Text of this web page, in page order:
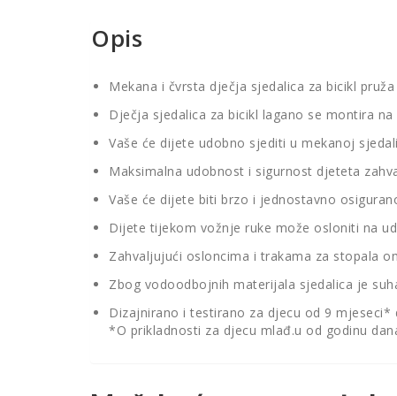
Opis
Mekana i čvrsta dječja sjedalica za bicikl
Dječja sjedalica za bicikl lagano se montira
Vaše će dijete udobno sjediti u mekanoj
Maksimalna udobnost i sigurnost djeteta
Vaše će dijete biti brzo i jednostavno
Dijete tijekom vožnje ruke može osloniti na
Zahvaljujući osloncima i trakama za stopala
Zbog vodoodbojnih materijala sjedalica je
Dizajnirano i testirano za djecu od 9 mjeseci*
*O prikladnosti za djecu mlađ.u od godinu